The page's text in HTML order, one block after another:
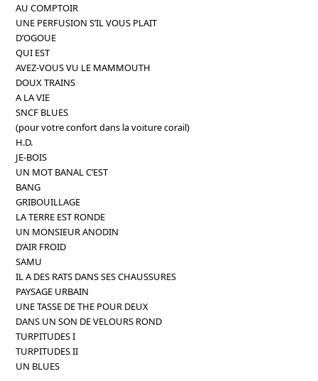
AU COMPTOIR
UNE PERFUSION S’IL VOUS PLAIT
D’OGOUE
QUI EST
AVEZ-VOUS VU LE MAMMOUTH
DOUX TRAINS
A LA VIE
SNCF BLUES
(pour votre confort dans la voiture corail)
H.D.
JE-BOIS
UN MOT BANAL C’EST
BANG
GRIBOUILLAGE
LA TERRE EST RONDE
UN MONSIEUR ANODIN
D’AIR FROID
SAMU
IL A DES RATS DANS SES CHAUSSURES
PAYSAGE URBAIN
UNE TASSE DE THE POUR DEUX
DANS UN SON DE VELOURS ROND
TURPITUDES I
TURPITUDES II
UN BLUES